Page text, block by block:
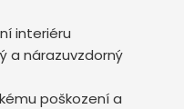
interiéru
a nárazuvzdorný
poškození a